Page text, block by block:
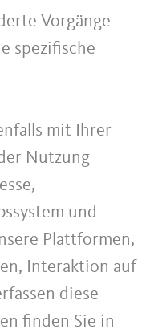
Vorgänge
spezifische
mit Ihrer
Nutzung
und
Plattformen,
Interaktion auf
diese
finden Sie in